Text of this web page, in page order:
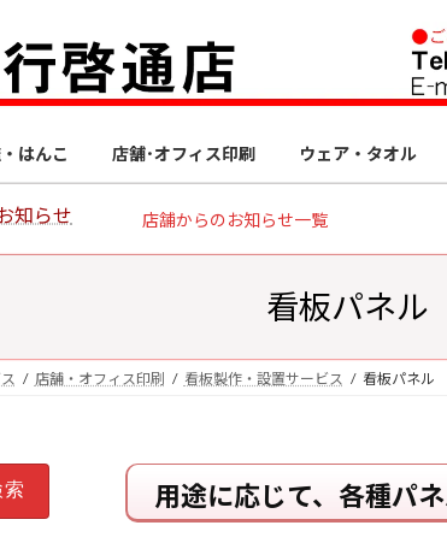
はんこ 店舗･オフィス印刷 ウェア・タオル
知らせ 店舗からのお知らせ一覧
看板パネル
店舗・オフィス印刷 看板製作・設置サービス 看板パネル
用途に応じて、各種パネ